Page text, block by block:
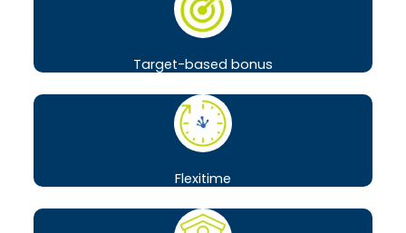
Target-based bonus
Flexitime